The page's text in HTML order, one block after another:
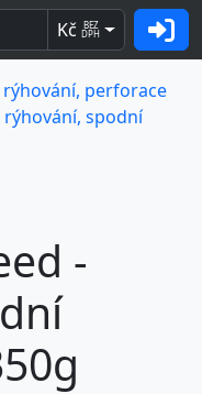
Kč BEZ
DPH
rýhování, perforace
spodní
-